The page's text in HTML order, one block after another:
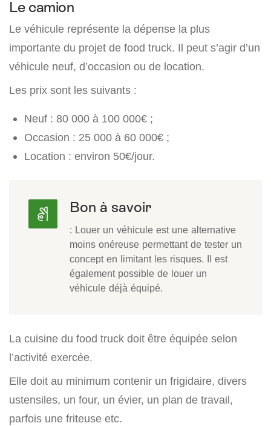
Le camion
Le véhicule représente la dépense la plus
importante du projet de food truck. Il peut s’agir d’un
véhicule neuf, d’occasion ou de location.
Les prix sont les suivants :
Neuf : 80 000 à 100 000€ ;
Occasion : 25 000 à 60 000€ ;
Location : environ 50€/jour.
Bon à savoir
: Louer un véhicule est une alternative
moins onéreuse permettant de tester un
concept en limitant les risques. Il est
également possible de louer un
véhicule déjà équipé.
La cuisine du food truck doit être équipée selon
l’activité exercée.
Elle doit au minimum contenir un frigidaire, divers
ustensiles, un four, un évier, un plan de travail,
parfois une friteuse etc.